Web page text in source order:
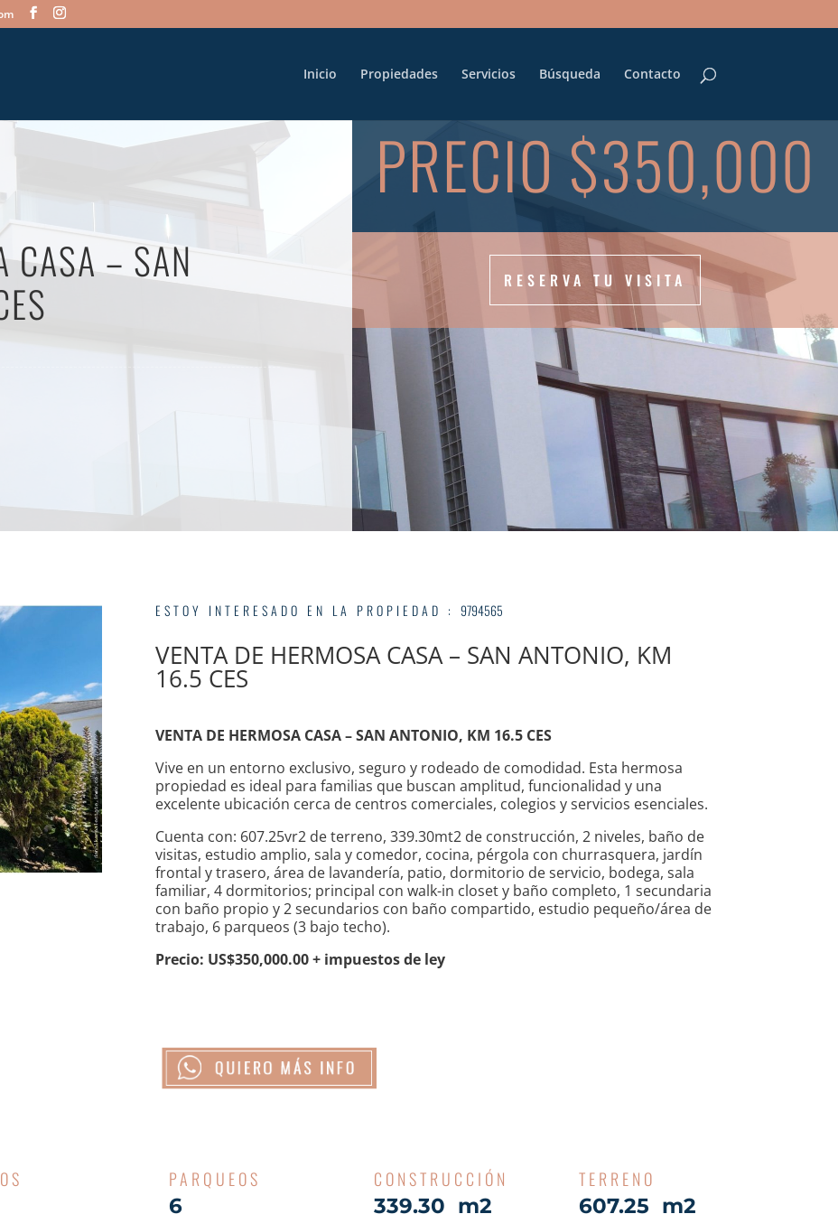
Inicio Propiedades Servicios Búsqueda Contacto
CASA – SAN
PRECIO $350,000
RESERVA TU VISITA
ESTOY INTERESADO EN LA PROPIEDAD :9794565
VENTA DE HERMOSA CASA – SAN ANTONIO, KM
16.5 CES
VENTA DE HERMOSA CASA – SAN ANTONIO, KM 16.5 CES
Vive en un entorno exclusivo, seguro y rodeado de comodidad. Esta hermosa
propiedad es ideal para familias que buscan amplitud, funcionalidad y una
excelente ubicación cerca de centros comerciales, colegios y servicios esenciales.
Cuenta con: 607.25vr2 de terreno, 339.30mt2 de construcción, 2 niveles, baño de
visitas, estudio amplio, sala y comedor, cocina, pérgola con churrasquera, jardín
frontal y trasero, área de lavandería, patio, dormitorio de servicio, bodega, sala
familiar, 4 dormitorios; principal con walk-in closet y baño completo, 1 secundaria
con baño propio y 2 secundarios con baño compartido, estudio pequeño/área de
trabajo, 6 parqueos (3 bajo techo).
Precio: US$350,000.00 + impuestos de ley
PARQUEOS
6
CONSTRUCCIÓN
339.30 m2
TERRENO
607.25 m2